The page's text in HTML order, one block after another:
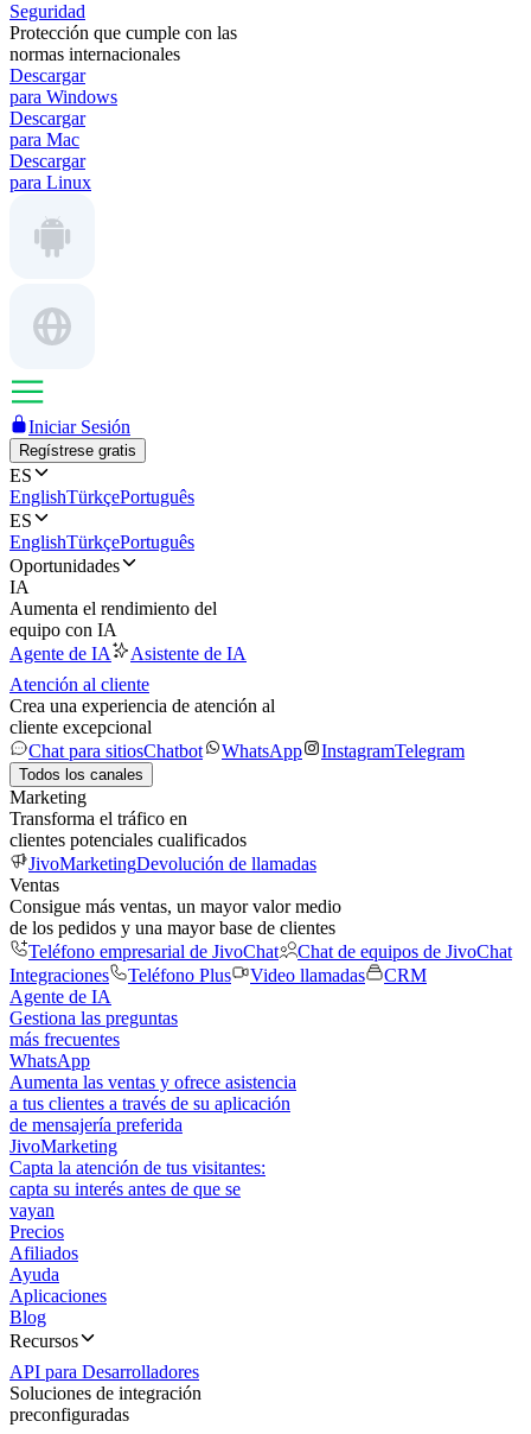
Seguridad
Protección que cumple con las
normas internacionales
Descargar
para Windows
Descargar
para Mac
Descargar
para Linux
Iniciar Sesión
Regístrese gratis
ES
EnglishTürkçePortuguês
ES
EnglishTürkçePortuguês
Oportunidades
IA
Aumenta el rendimiento del
equipo con IA
Agente de IA
Asistente de IA
Atención al cliente
Crea una experiencia de atención al
cliente excepcional
Chat para sitiosChatbot WhatsApp InstagramTelegram
Todos los canales
Marketing
Transforma el tráfico en
clientes potenciales cualificados
JivoMarketingDevolución de llamadas
Ventas
Consigue más ventas, un mayor valor medio
de los pedidos y una mayor base de clientes
Teléfono empresarial de JivoChat
Chat de equipos de JivoChat
Integraciones
Teléfono Plus Video llamadas
CRM
Agente de IA
Gestiona las preguntas
más frecuentes
WhatsApp
Aumenta las ventas y ofrece asistencia
a tus clientes a través de su aplicación
de mensajería preferida
JivoMarketing
Capta la atención de tus visitantes:
capta su interés antes de que se
vayan
Precios
Afiliados
Ayuda
Aplicaciones
Blog
Recursos
API para Desarrolladores
Soluciones de integración
preconfiguradas